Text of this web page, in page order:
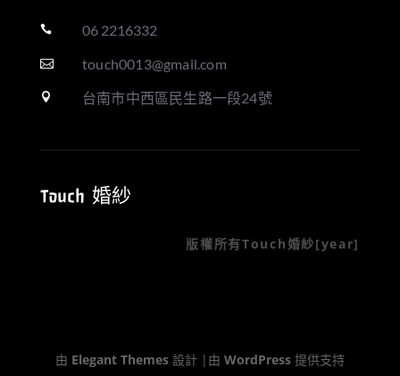
 06 2216332
 touch0013@gmail.com
 台南市中西區民生路一段24號
Touch 婚紗
版權所有Touch婚紗[year]
由 Elegant Themes 設計 |由 WordPress 提供支持